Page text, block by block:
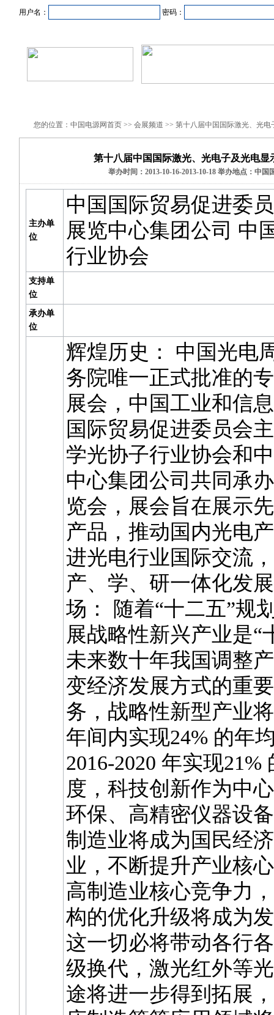
用户名： 密码：
您的位置：中国电源网首页 >> 会展频道 >> 第十八届中国国际激光、光
第十八届中国国际激光、光电子及光电显
举办时间：2013-10-16-2013-10-18 举办地点：中国
主办单
位
中国国际贸易促进委
展览中心集团公司 中
行业协会
支持单
位
承办单
位
辉煌历史： 中国光电
务院唯一正式批准的
展会，中国工业和信
国际贸易促进委员会
学光协子行业协会和
中心集团公司共同承
览会，展会旨在展示
产品，推动国内光电
进光电行业国际交流
产、学、研一体化发
场： 随着“十二五”规
展战略性新兴产业是“
未来数十年我国调整
变经济发展方式的重
务，战略性新型产业
年间内实现24% 的年
2016-2020 年实现
度，科技创新作为中
环保、高精密仪器设
制造业将成为国民经
业，不断提升产业核
高制造业核心竞争力
构的优化升级将成为
这一切必将带动各行
级换代，激光红外等
途将进一步得到拓展